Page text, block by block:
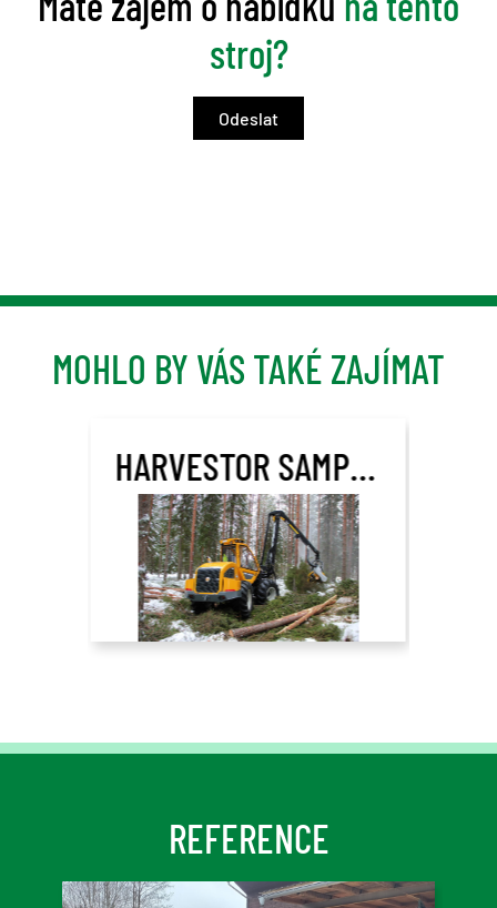
stroj?
MOHLO BY VÁS TAKÉ ZAJÍMAT
HARVESTOR SAMPO ROSENLEW HR46X
REFERENCE